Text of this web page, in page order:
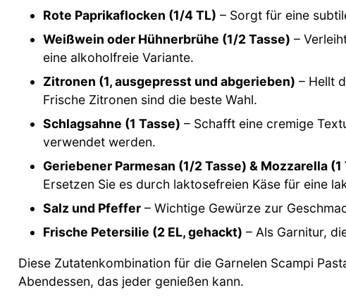
Rote Paprikaflocken (1/4 TL) – Sorgt für eine
Weißwein oder Hühnerbrühe (1/2 Tasse) –
eine alkoholfreie Variante.
Zitronen (1, ausgepresst und abgerieben) – Hellt
Frische Zitronen sind die beste Wahl.
Schlagsahne (1 Tasse) – Schafft eine cremige
verwendet werden.
Geriebener Parmesan (1/2 Tasse) & Mozzarella (1
Ersetzen Sie es durch laktosefreien Käse für eine
Salz und Pfeffer – Wichtige Gewürze zur
Frische Petersilie (2 EL, gehackt) – Als Garnitur,
Diese Zutatenkombination für die Garnelen Scampi
Abendessen, das jeder genießen kann.